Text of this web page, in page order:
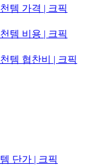
템 가격 | 크픽
템 비용 | 크픽
템 협찬비 | 크픽
단가 | 크픽